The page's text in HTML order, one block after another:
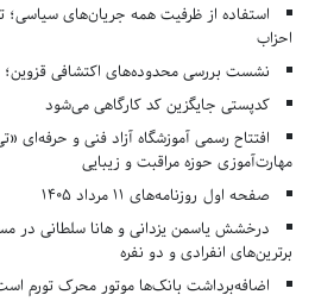
استفاده از ظرفیت همه جریان‌های سیاسی؛
احزاب
نشست بررسی محدوده‌های اکتشافی
کدپستی جایگزین کد کارگاهی می‌شود
افتتاح رسمی آموزشگاه آزاد فنی و حرفه‌ای
مهارت‌آموزی حوزه مراقبت و زیبایی
صفحه اول روزنامه‌های 11 مرداد 1405
درخشش یاسمن یزدانی و هانا سلطانی در
برترین‌های انفرادی و دو نفره
اضافه‌برداشت بانک‌ها موتور محرک تورم